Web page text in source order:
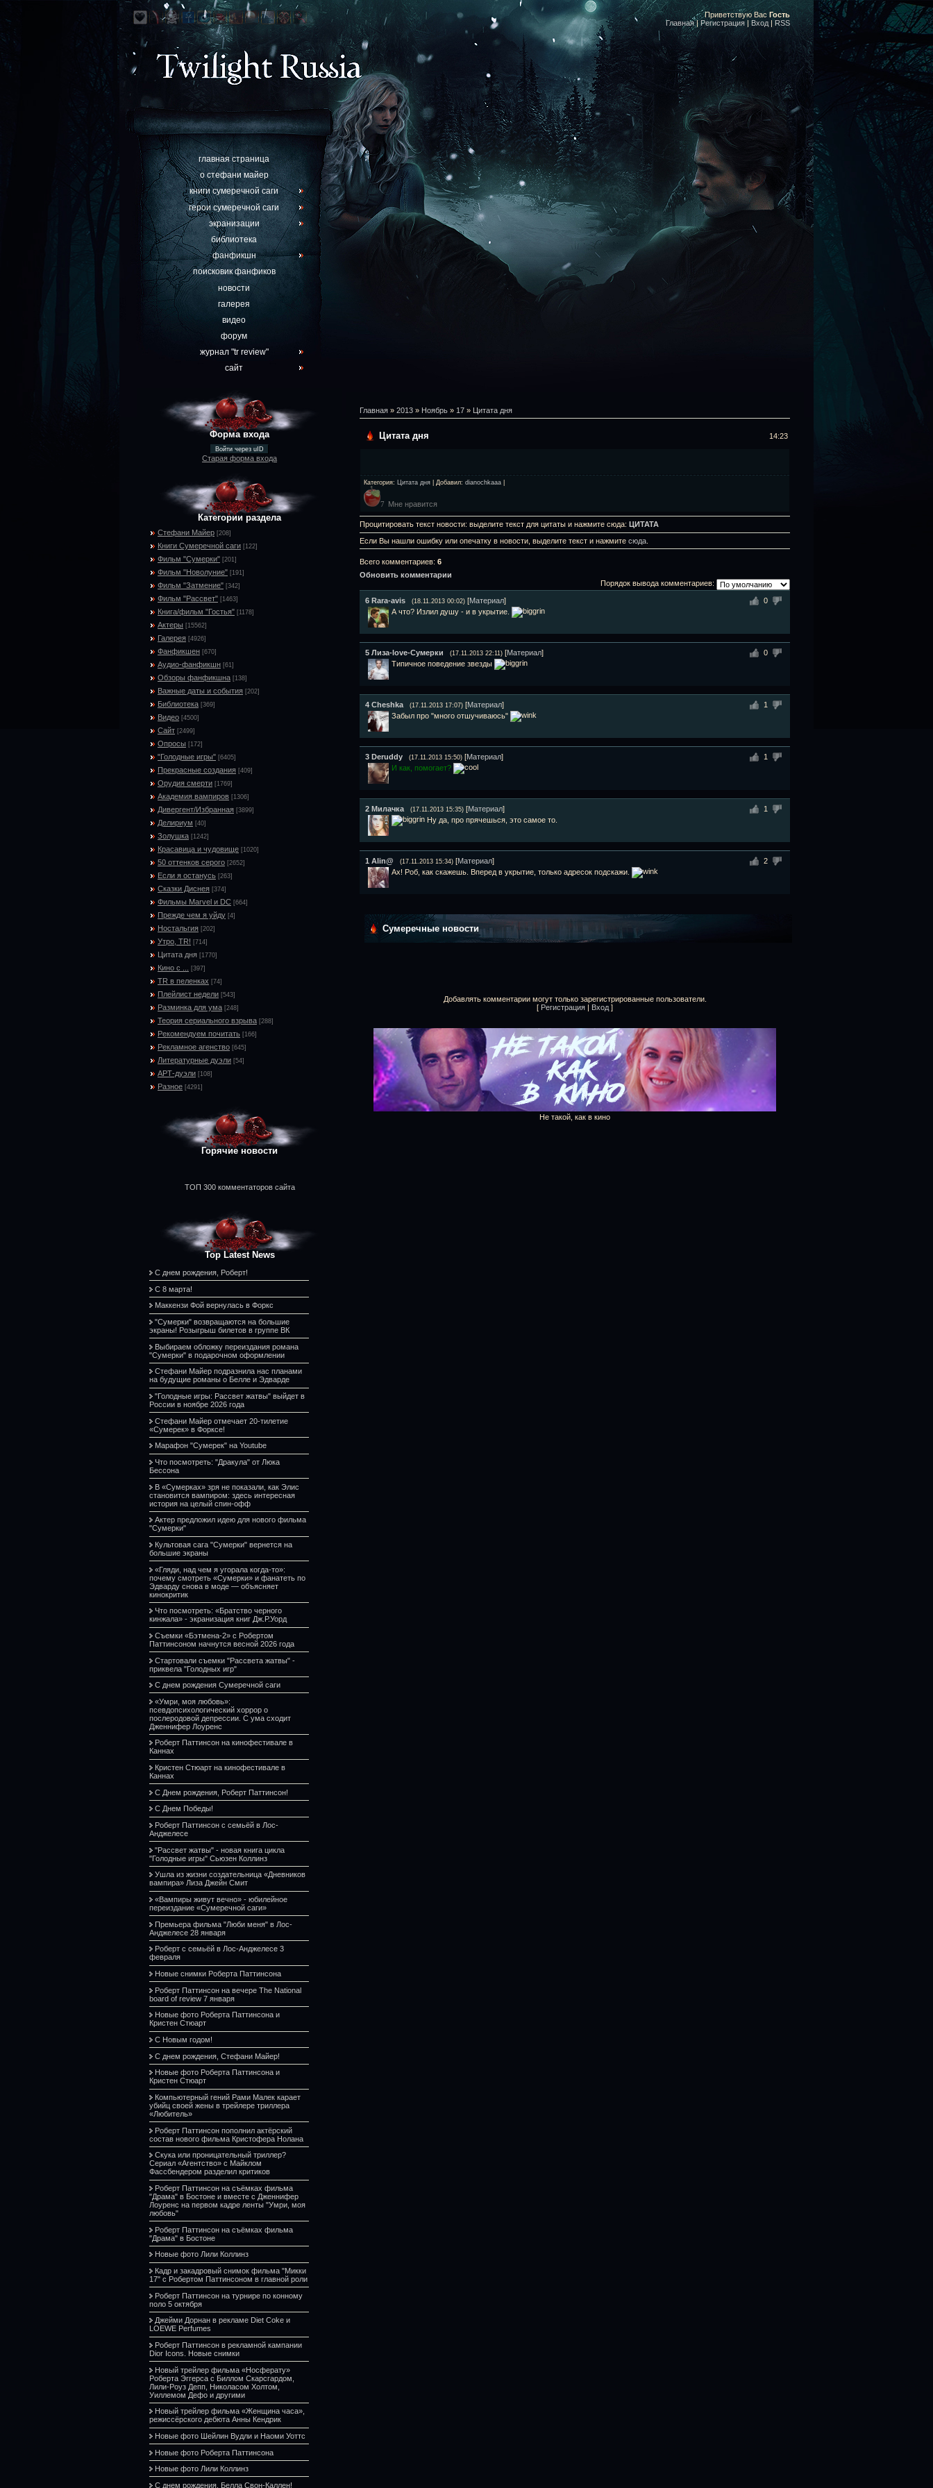
Приветствую Вас Гость
Главная|Регистрация | Вход | RSS
главная страница
о стефани майер
книги сумеречной саги
герои сумеречной саги
экранизации
библиотека
фанфикшн
поисковик фанфиков
новости
галерея
видео
форум
журнал "tr review"
сайт
Форма входа
Войти через uID
Старая форма входа
Категории раздела
Стефани Майер [208]
Книги Сумеречной саги [122]
Фильм "Сумерки" [201]
Фильм "Новолуние" [191]
Фильм "Затмение" [342]
Фильм "Рассвет" [1463]
Книга/фильм "Гостья" [1178]
Актеры [15562]
Галерея [4926]
Фанфикшен [670]
Аудио-фанфикшн [61]
Обзоры фанфикшна [138]
Важные даты и события [202]
Библиотека [369]
Видео [4500]
Сайт [2499]
Опросы [172]
"Голодные игры" [6405]
Прекрасные создания [409]
Орудия смерти [1769]
Академия вампиров [1306]
Дивергент/Избранная [3899]
Делириум [40]
Золушка [1242]
Красавица и чудовище [1020]
50 оттенков серого [2652]
Если я останусь [263]
Сказки Диснея [374]
Фильмы Marvel и DC [664]
Прежде чем я уйду [4]
Ностальгия [202]
Утро, TR! [714]
Цитата дня [1770]
Кино с ... [397]
TR в пеленках [74]
Плейлист недели [543]
Разминка для ума [248]
Теория сериального взрыва [288]
Рекомендуем почитать [166]
Рекламное агенство [645]
Литературные дуэли [54]
АРТ-дуэли [108]
Разное [4291]
Горячие новости
ТОП 300 комментаторов сайта
Top Latest News
С днем рождения, Роберт!
С 8 марта!
Маккензи Фой вернулась в Форкс
"Сумерки" возвращаются на большие
экраны! Розыгрыш билетов в группе ВК
Выбираем обложку переиздания романа
"Сумерки" в подарочном оформлении
Стефани Майер подразнила нас планами
на будущие романы о Белле и Эдварде
"Голодные игры: Рассвет жатвы" выйдет в
России в ноябре 2026 года
Стефани Майер отмечает 20-тилетие
«Сумерек» в Форксе!
Марафон "Сумерек" на Youtube
Что посмотреть: "Дракула" от Люка
Бессона
В «Сумерках» зря не показали, как Элис
становится вампиром: здесь интересная
история на целый спин-офф
Актер предложил идею для нового фильма
"Сумерки"
Культовая сага "Сумерки" вернется на
большие экраны
«Гляди, над чем я угорала когда-то»:
почему смотреть «Сумерки» и фанатеть по
Эдварду снова в моде — объясняет
кинокритик
Что посмотреть: «Братство черного
кинжала» - экранизация книг Дж.Р.Уорд
Съемки «Бэтмена-2» с Робертом
Паттинсоном начнутся весной 2026 года
Стартовали съемки "Рассвета жатвы" -
приквела "Голодных игр"
С днем рождения Сумеречной саги
«Умри, моя любовь»:
псевдопсихологический хоррор о
послеродовой депрессии. С ума сходит
Дженнифер Лоуренс
Роберт Паттинсон на кинофестивале в
Каннах
Кристен Стюарт на кинофестивале в
Каннах
С Днем рождения, Роберт Паттинсон!
С Днем Победы!
Роберт Паттинсон с семьёй в Лос-
Анджелесе
"Рассвет жатвы" - новая книга цикла
"Голодные игры" Сьюзен Коллинз
Ушла из жизни создательница «Дневников
вампира» Лиза Джейн Смит
«Вампиры живут вечно» - юбилейное
переиздание «Сумеречной саги»
Премьера фильма "Люби меня" в Лос-
Анджелесе 28 января
Роберт с семьёй в Лос-Анджелесе 3
февраля
Новые снимки Роберта Паттинсона
Роберт Паттинсон на вечере The National
board of review 7 января
Новые фото Роберта Паттинсона и
Кристен Стюарт
С Новым годом!
С днем рождения, Стефани Майер!
Новые фото Роберта Паттинсона и
Кристен Стюарт
Компьютерный гений Рами Малек карает
убийц своей жены в трейлере триллера
«Любитель»
Роберт Паттинсон пополнил актёрский
состав нового фильма Кристофера Нолана
Скука или проницательный триллер?
Сериал «Агентство» с Майклом
Фассбендером разделил критиков
Роберт Паттинсон на съёмках фильма
"Драма" в Бостоне и вместе с Дженнифер
Лоуренс на первом кадре ленты "Умри, моя
любовь"
Роберт Паттинсон на съёмках фильма
"Драма" в Бостоне
Новые фото Лили Коллинз
Кадр и закадровый снимок фильма "Микки
17" с Робертом Паттинсоном в главной роли
Роберт Паттинсон на турнире по конному
поло 5 октября
Джейми Дорнан в рекламе Diet Coke и
LOEWE Perfumes
Роберт Паттинсон в рекламной кампании
Dior Icons. Новые снимки
Новый трейлер фильма «Носферату»
Роберта Эггерса с Биллом Скарсгардом,
Лили-Роуз Депп, Николасом Холтом,
Уиллемом Дефо и другими
Новый трейлер фильма «Женщина часа»,
режиссёрского дебюта Анны Кендрик
Новые фото Шейлин Вудли и Наоми Уоттс
Новые фото Роберта Паттинсона
Новые фото Лили Коллинз
С днем рождения, Белла Свон-Каллен!
Главная » 2013 » Ноябрь » 17 » Цитата дня
Цитата дня 14:23
Категория: Цитата дня Добавил: dianochkaaa
7 Мне нравится
Процитировать текст новости: выделите текст для цитаты и нажмите сюда: ЦИТАТА
Если Вы нашли ошибку или опечатку в новости, выделите текст и нажмите сюда
Всего комментариев: 6
Обновить комментарии
Порядок вывода комментариев:
0
6 Rara-avis (18.11.2013 00:02) [Материал]
А что? Излил душу - и в укрытие.
0
5 Лиза-love-Сумерки (17.11.2013 22:11) [Материал]
Типичное поведение звезды
1
4 Cheshka (17.11.2013 17:07) [Материал]
Забыл про "много отшучиваюсь"
1
3 Deruddy (17.11.2013 15:50) [Материал]
И как, помогает?
1
2 Милачка (17.11.2013 15:35) [Материал]
Ну да, про прячешься, это самое то.
2
1 Alin@ (17.11.2013 15:34) [Материал]
Ах! Роб, как скажешь. Вперед в укрытие, только адресок подскажи.
Сумеречные новости
Добавлять комментарии могут только зарегистрированные пользователи.
[ Регистрация | Вход ]
Не такой, как в кино